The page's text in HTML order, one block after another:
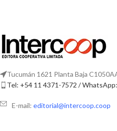
Tucumán 1621 Planta Baja
Tel: +54 11 4371-7572 /
E-mail: editorial@intercoop.coop